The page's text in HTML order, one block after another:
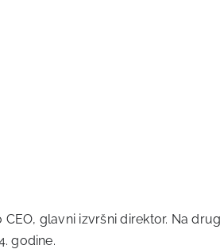
glavni izvršni direktor. Na
godine.